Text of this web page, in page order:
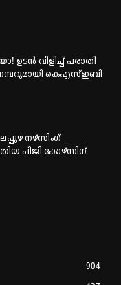
ഉടന്‍ വിളിച്ച് പരാതി
നമ്പറുമായി കെഎസ്ഇബി
നഴ്‌സിംഗ്
പിജി കോഴ്‌സിന്
904